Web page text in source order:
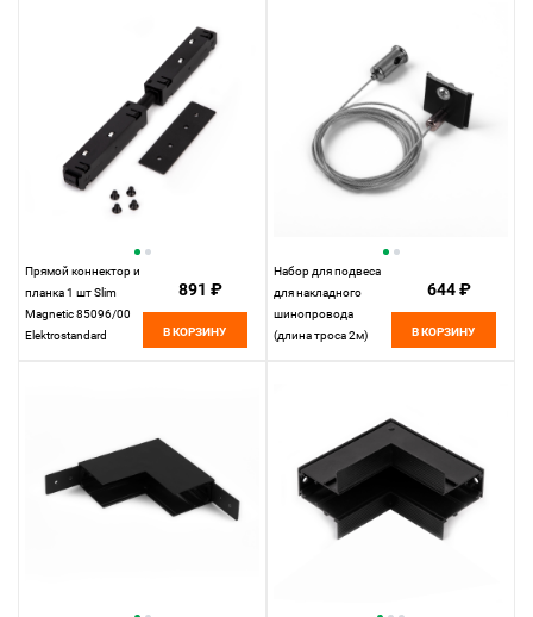
Прямой коннектор и
планка 1 шт Slim
Magnetic 85096/00
Elektrostandard
891 ₽
В КОРЗИНУ
Набор для подвеса
для накладного
шинопровода
(длина троса 2м)
644 ₽
В КОРЗИНУ